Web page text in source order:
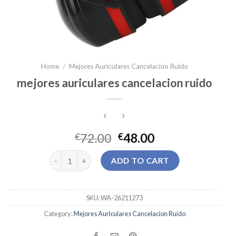
Home / Mejores Auriculares Cancelacion Ruido
mejores auriculares cancelacion ruido
€72.00 €48.00
mejores auriculares cancelacion ruido quantity
ADD TO CART
SKU:WA-26211273
Category:Mejores Auriculares Cancelacion Ruido